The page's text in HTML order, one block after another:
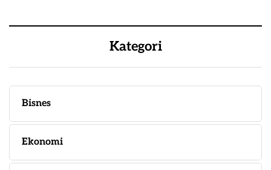
Kategori
Bisnes
Ekonomi